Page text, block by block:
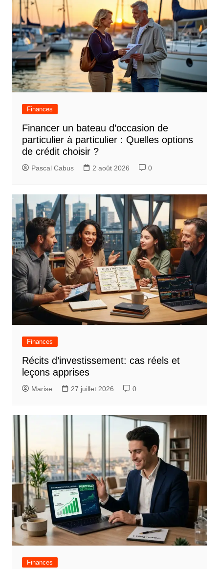
g
a
t
i
o
n
t
c
l
e
Finances
Financer un bateau d’occasion de
particulier à particulier : Quelles options
de crédit choisir ?
Pascal Cabus 2 août 2026 0
Finances
Récits d’investissement: cas réels et
leçons apprises
Marise 27 juillet 2026 0
Finances